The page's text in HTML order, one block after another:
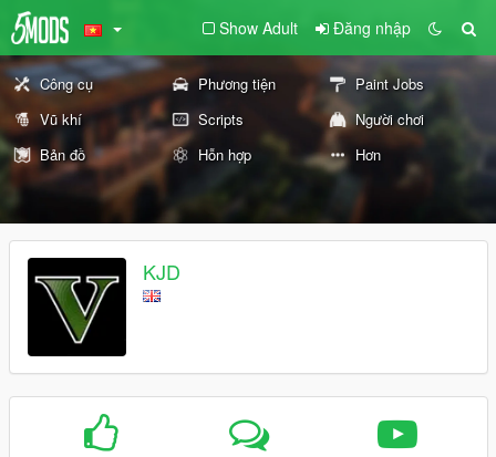
Show Adult Đăng nhập
Công cụ Phương tiện
Paint Jobs
Vũ khí
Scripts
Người chơi
Bản đồ
Hỗn hợp Hơn
KJD